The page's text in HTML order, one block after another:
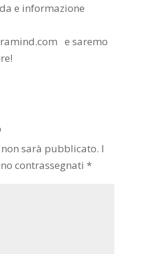
e informazione
e saremo
sarà pubblicato. I
contrassegnati *